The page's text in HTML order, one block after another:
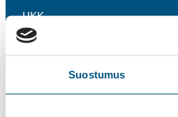
Suostumus
UKK
Uutiset
Rekisteri- ja tietosuojaseloste